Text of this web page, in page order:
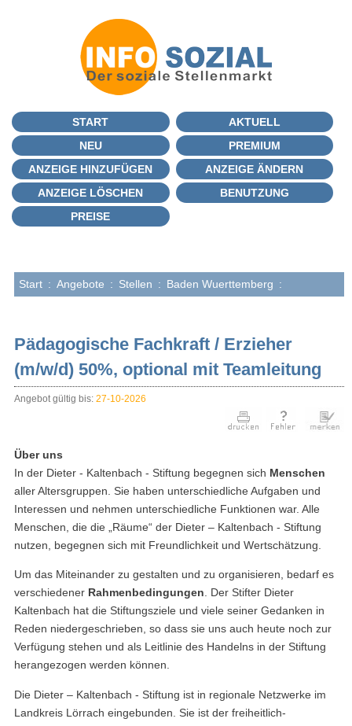
START
AKTUELL
NEU
PREMIUM
ANZEIGE HINZUFÜGEN
ANZEIGE ÄNDERN
ANZEIGE LÖSCHEN
BENUTZUNG
PREISE
Start : Angebote : Stellen : Baden Wuerttemberg :
Pädagogische Fachkraft / Erzieher
(m/w/d) 50%, optional mit Teamleitung
Angebot gültig bis: 27-10-2026
Über uns
In der Dieter - Kaltenbach - Stiftung begegnen sich Menschen
aller Altersgruppen. Sie haben unterschiedliche Aufgaben und
Interessen und nehmen unterschiedliche Funktionen war. Alle
Menschen, die die „Räume“ der Dieter – Kaltenbach - Stiftung
nutzen, begegnen sich mit Freundlichkeit und Wertschätzung.
Um das Miteinander zu gestalten und zu organisieren, bedarf es
verschiedener Rahmenbedingungen. Der Stifter Dieter
Kaltenbach hat die Stiftungsziele und viele seiner Gedanken in
Reden niedergeschrieben, so dass sie uns auch heute noch zur
Verfügung stehen und als Leitlinie des Handelns in der Stiftung
herangezogen werden können.
Die Dieter – Kaltenbach - Stiftung ist in regionale Netzwerke im
Landkreis Lörrach eingebunden. Sie ist der freiheitlich-